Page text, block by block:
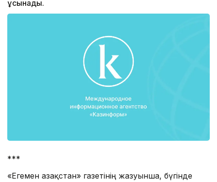
ұсынады.
***
«Егемен Қазақстан» газетінің жазуынша, бүгінде